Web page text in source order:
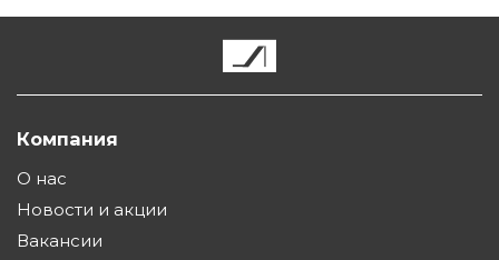
Компания
О нас
Новости и акции
Вакансии